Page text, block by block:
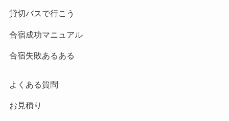
貸切バスで行こう
合宿成功マニュアル
合宿失敗あるある
よくある質問
お見積り